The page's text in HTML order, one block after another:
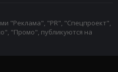
"Реклама", "PR", "Спецпроект",
"Промо", публикуются на